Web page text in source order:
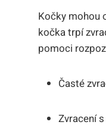
Kočky mohou
kočka trpí
pomoci
Časté
Zvracení